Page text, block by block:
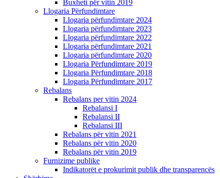
Buxheti për vitin 2019
Llogaria Përfundimtare
Llogaria përfundimtare 2024
Llogaria përfundimtare 2023
Llogaria përfundimtare 2022
Llogaria përfundimtare 2021
Llogaria përfundimtare 2020
Llogaria Përfundimtare 2019
Llogaria Përfundimtare 2018
Llogaria Përfundimtare 2017
Rebalans
Rebalans per vitin 2024
Rebalansi I
Rebalansi II
Rebalansi III
Rebalans për vitin 2021
Rebalans për vitin 2020
Rebalans për vitin 2019
Furnizime publike
Indikatorët e prokurimit publik dhe transparencës